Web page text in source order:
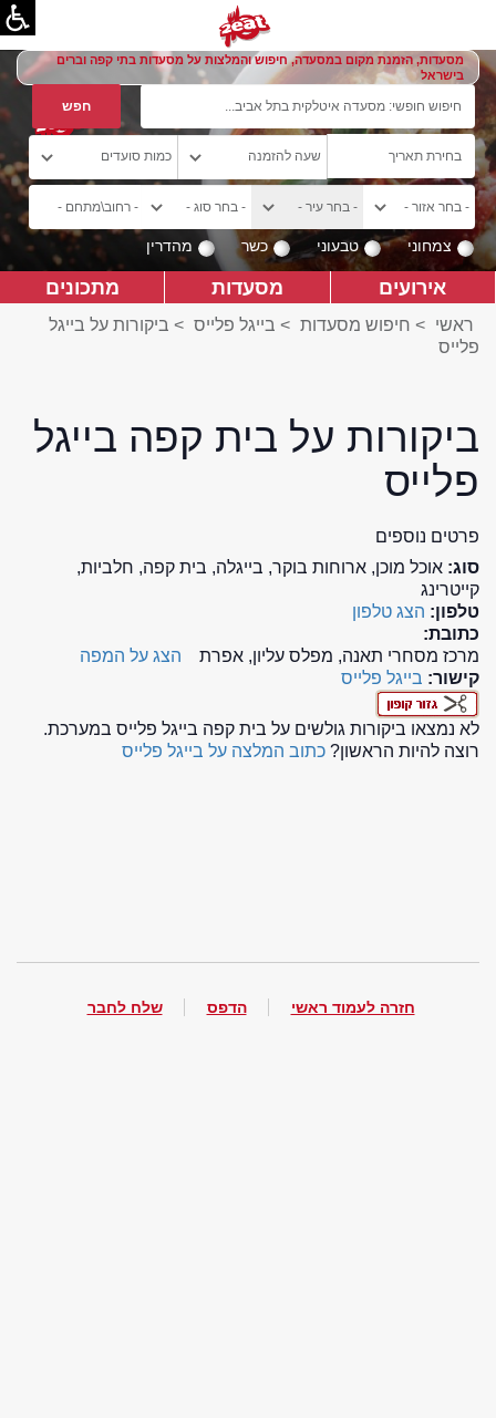
מסעדות, הזמנת מקום במסעדה, חיפוש והמלצות על מסעדות בתי קפה וברים
בישראל
צמחוני טבעוני כשר מהדרין
אירועים מסעדות מתכונים
ראשי > חיפוש מסעדות > בייגל פלייס > ביקורות על בייגל
פלייס
ביקורות על בית קפה בייגל
פלייס
פרטים נוספים
סוג: אוכל מוכן, ארוחות בוקר, בייגלה, בית קפה, חלביות,
קייטרינג
טלפון: הצג טלפון
כתובת:
מרכז מסחרי תאנה, מפלס עליון, אפרת
הצג על המפה
קישור: בייגל פלייס
לא נמצאו ביקורות גולשים על בית קפה בייגל פלייס במערכת.
רוצה להיות הראשון? כתוב המלצה על בייגל פלייס
חזרה לעמוד ראשי הדפס שלח לחבר